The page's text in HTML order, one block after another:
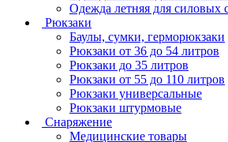
Одежда летняя для силовых
Рюкзаки
Баулы, сумки, герморюкзаки
Рюкзаки от 36 до 54 литров
Рюкзаки до 35 литров
Рюкзаки от 55 до 110 литров
Рюкзаки универсальные
Рюкзаки штурмовые
Снаряжение
Медицинские товары